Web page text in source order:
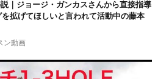
｜ジョージ・ガンカスさんから直接指導
拡げてほしいと言われて活動中の藤本
ン動画